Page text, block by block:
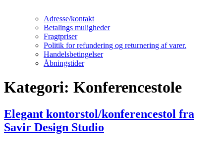
Adresse/kontakt
Betalings muligheder
Fragtpriser
Politik for refundering og returnering af varer.
Handelsbetingelser
Åbningstider
Kategori: Konferencestole
Elegant kontorstol/konferencestol fra
Savir Design Studio